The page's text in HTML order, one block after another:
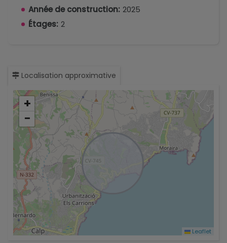
Année de construction: 2025
Étages: 2
Localisation approximative
+
−
Leaflet